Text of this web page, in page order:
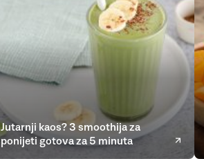
Jutarnji kaos? 3 smoothija za
ponijeti gotova za 5 minuta